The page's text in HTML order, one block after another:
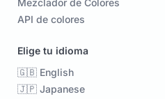
Mezclador de Colores
API de colores
Elige tu idioma
🇬🇧 English
🇯🇵 Japanese